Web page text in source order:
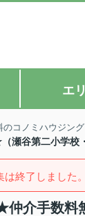
エ
のコノミハウジング
瀬谷第二小学校
終了しました。
仲介手数